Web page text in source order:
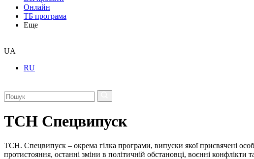
Онлайн
ТБ програма
Еще
UA
RU
ТСН Спецвипуск
ТСН. Спецвипуск – окрема гілка програми, випуски якої присвячені
протистояння, останні зміни в політичній обстановці, воєнні